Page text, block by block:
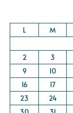
L M
2
3
9
10
16
17
23
24